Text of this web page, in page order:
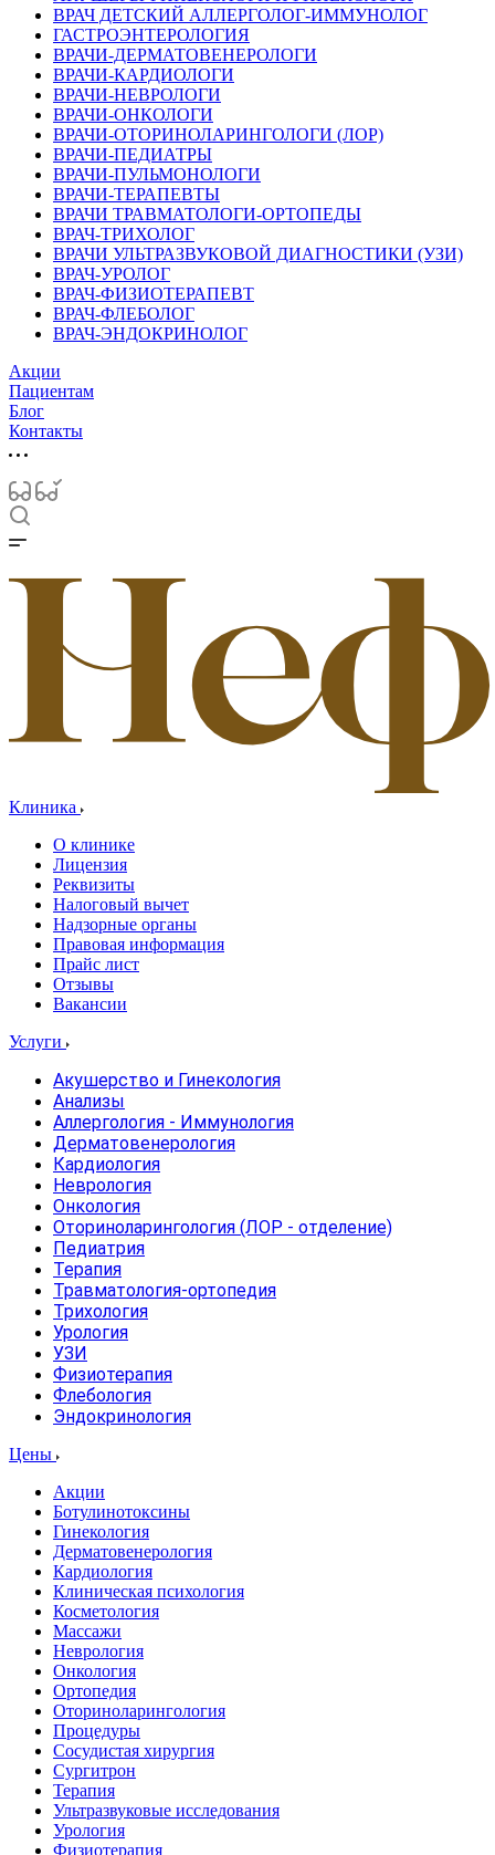
ВРАЧ ДЕТСКИЙ АЛЛЕРГОЛОГ-ИММУНОЛОГ
ГАСТРОЭНТЕРОЛОГИЯ
ВРАЧИ-ДЕРМАТОВЕНЕРОЛОГИ
ВРАЧИ-КАРДИОЛОГИ
ВРАЧИ-НЕВРОЛОГИ
ВРАЧИ-ОНКОЛОГИ
ВРАЧИ-ОТОРИНОЛАРИНГОЛОГИ (ЛОР)
ВРАЧИ-ПЕДИАТРЫ
ВРАЧИ-ПУЛЬМОНОЛОГИ
ВРАЧИ-ТЕРАПЕВТЫ
ВРАЧИ ТРАВМАТОЛОГИ-ОРТОПЕДЫ
ВРАЧ-ТРИХОЛОГ
ВРАЧИ УЛЬТРАЗВУКОВОЙ ДИАГНОСТИКИ (УЗИ)
ВРАЧ-УРОЛОГ
ВРАЧ-ФИЗИОТЕРАПЕВТ
ВРАЧ-ФЛЕБОЛОГ
ВРАЧ-ЭНДОКРИНОЛОГ
Акции
Пациентам
Блог
Контакты
Клиника
О клинике
Лицензия
Реквизиты
Налоговый вычет
Надзорные органы
Правовая информация
Прайс лист
Отзывы
Вакансии
Услуги
Акушерство и Гинекология
Анализы
Аллергология - Иммунология
Дерматовенерология
Кардиология
Неврология
Онкология
Оториноларингология (ЛОР - отделение)
Педиатрия
Терапия
Травматология-ортопедия
Трихология
Урология
УЗИ
Физиотерапия
Флебология
Эндокринология
Цены
Акции
Ботулинотоксины
Гинекология
Дерматовенерология
Кардиология
Клиническая психология
Косметология
Массажи
Неврология
Онкология
Ортопедия
Оториноларингология
Процедуры
Сосудистая хирургия
Сургитрон
Терапия
Ультразвуковые исследования
Урология
Физиотерапия